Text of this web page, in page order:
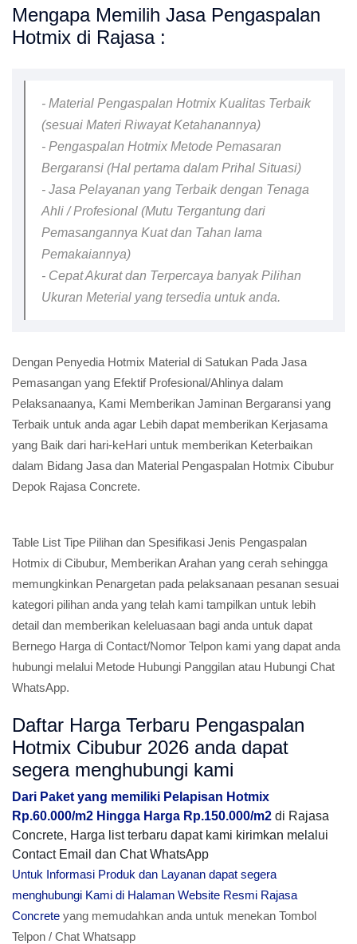
Mengapa Memilih Jasa Pengaspalan
Hotmix di Rajasa :
- Material Pengaspalan Hotmix Kualitas Terbaik
(sesuai Materi Riwayat Ketahanannya)
- Pengaspalan Hotmix Metode Pemasaran
Bergaransi (Hal pertama dalam Prihal Situasi)
- Jasa Pelayanan yang Terbaik dengan Tenaga
Ahli / Profesional (Mutu Tergantung dari
Pemasangannya Kuat dan Tahan lama
Pemakaiannya)
- Cepat Akurat dan Terpercaya banyak Pilihan
Ukuran Meterial yang tersedia untuk anda.
Dengan Penyedia Hotmix Material di Satukan Pada Jasa
Pemasangan yang Efektif Profesional/Ahlinya dalam
Pelaksanaanya, Kami Memberikan Jaminan Bergaransi yang
Terbaik untuk anda agar Lebih dapat memberikan Kerjasama
yang Baik dari hari-keHari untuk memberikan Keterbaikan
dalam Bidang Jasa dan Material Pengaspalan Hotmix Cibubur
Depok Rajasa Concrete.
Table List Tipe Pilihan dan Spesifikasi Jenis Pengaspalan
Hotmix di Cibubur, Memberikan Arahan yang cerah sehingga
memungkinkan Penargetan pada pelaksanaan pesanan sesuai
kategori pilihan anda yang telah kami tampilkan untuk lebih
detail dan memberikan keleluasaan bagi anda untuk dapat
Bernego Harga di Contact/Nomor Telpon kami yang dapat anda
hubungi melalui Metode Hubungi Panggilan atau Hubungi Chat
WhatsApp.
Daftar Harga Terbaru Pengaspalan
Hotmix Cibubur 2026 anda dapat
segera menghubungi kami
Dari Paket yang memiliki Pelapisan Hotmix
Rp.60.000/m2 Hingga Harga Rp.150.000/m2 di Rajasa
Concrete, Harga list terbaru dapat kami kirimkan melalui
Contact Email dan Chat WhatsApp
Untuk Informasi Produk dan Layanan dapat segera
menghubungi Kami di Halaman Website Resmi Rajasa
Concrete yang memudahkan anda untuk menekan Tombol
Telpon / Chat Whatsapp